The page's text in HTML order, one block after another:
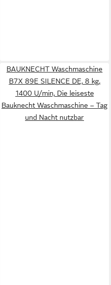
BAUKNECHT Waschmaschine
B7X 89E SILENCE DE, 8 kg,
1400 U/min, Die leiseste
Bauknecht Waschmaschine – Tag
und Nacht nutzbar